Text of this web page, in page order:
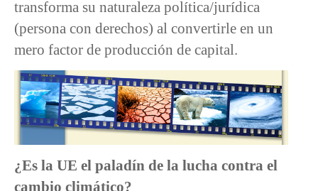
transforma su naturaleza política/jurídica
(persona con derechos) al convertirle en un
mero factor de producción de capital.
¿Es la UE el paladín de la lucha contra el
cambio climático?